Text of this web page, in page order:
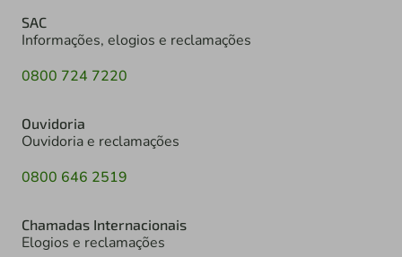
SAC
Informações, elogios e reclamações
0800 724 7220
Ouvidoria
Ouvidoria e reclamações
0800 646 2519
Chamadas Internacionais
Elogios e reclamações